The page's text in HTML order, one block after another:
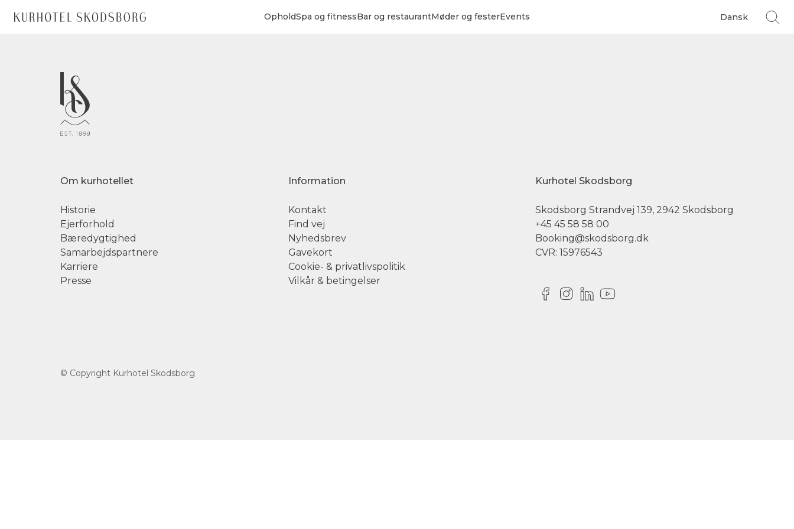
OpholdSpa og fitnessBar og restaurantMøder og festerEvents Dansk
Om kurhotellet
Historie
Ejerforhold
Bæredygtighed
Samarbejdspartnere
Karriere
Presse
Information
Kontakt
Find vej
Nyhedsbrev
Gavekort
Cookie- & privatlivspolitik
Vilkår & betingelser
Kurhotel Skodsborg
Skodsborg Strandvej 139, 2942 Skodsborg
+45 45 58 58 00
Booking@skodsborg.dk
CVR: 15976543
© Copyright Kurhotel Skodsborg